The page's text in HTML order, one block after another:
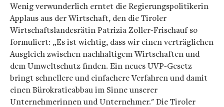
Wenig verwunderlich erntet die Regierungspolitikerin
Applaus aus der Wirtschaft, den die Tiroler
Wirtschaftslandesrätin Patrizia Zoller-Frischauf so
formuliert: „Es ist wichtig, dass wir einen verträglichen
Ausgleich zwischen nachhaltigem Wirtschaften und
dem Umweltschutz finden. Ein neues UVP-Gesetz
bringt schnellere und einfachere Verfahren und damit
einen Bürokratieabbau im Sinne unserer
Unternehmerinnen und Unternehmer." Die Tiroler